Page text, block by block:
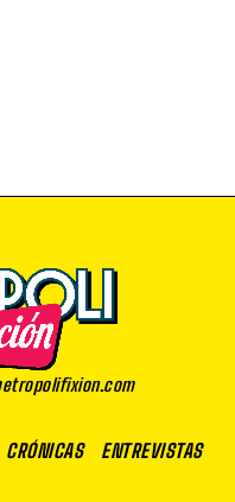
CRÓNICAS ENTREVISTAS